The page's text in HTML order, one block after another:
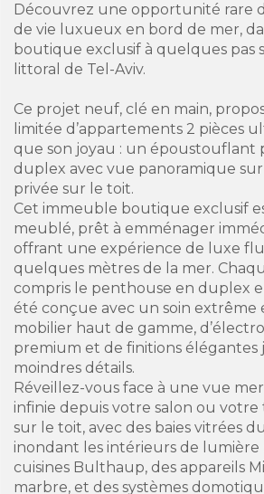
Découvrez une opportunité rare
de vie luxueux en bord de mer,
boutique exclusif à quelques pas
littoral de Tel-Aviv.
Ce projet neuf, clé en main,
limitée d’appartements 2 pièces
que son joyau : un époustouflant
duplex avec vue panoramique
privée sur le toit.
Cet immeuble boutique exclusif
meublé, prêt à emménager
offrant une expérience de luxe
quelques mètres de la mer.
compris le penthouse en duplex
été conçue avec un soin extrême
mobilier haut de gamme,
premium et de finitions élégantes
moindres détails.
Réveillez-vous face à une vue
infinie depuis votre salon ou votre
sur le toit, avec des baies vitrées
inondant les intérieurs de lumière
cuisines Bulthaup, des appareils
marbre, et des systèmes